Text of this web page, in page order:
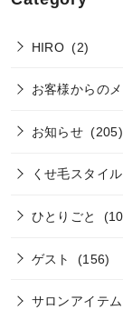
HIRO (2)
お客様からの
お知らせ (205)
くせ毛スタイル
ひとりごと
ゲスト (156)
サロンアイテム